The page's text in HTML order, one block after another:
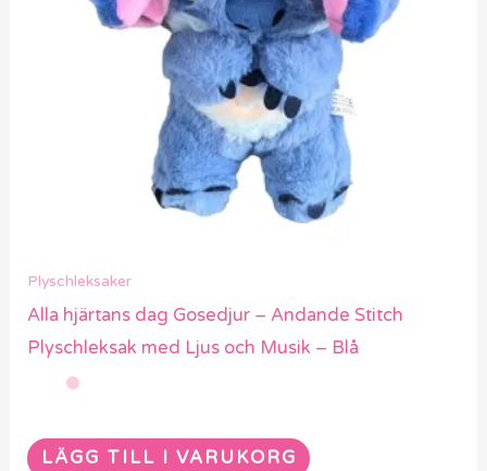
Plyschleksaker
Alla hjärtans dag Gosedjur – Andande Stitch
Plyschleksak med Ljus och Musik – Blå
LÄGG TILL I VARUKORG